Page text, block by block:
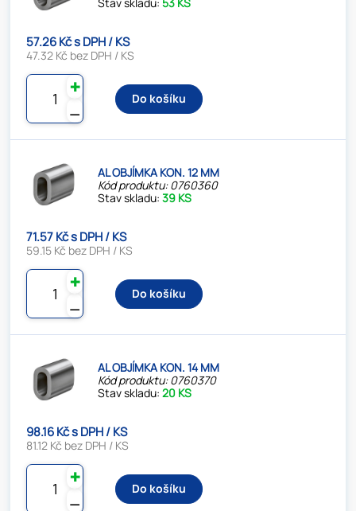
57.26 Kč s DPH / KS
47.32 Kč bez DPH / KS
⚊
✚
Do košíku
AL OBJÍMKA KON. 12 MM
Kód produktu: 0760360
Stav skladu:39 KS
71.57 Kč s DPH / KS
59.15 Kč bez DPH / KS
⚊
✚
Do košíku
AL OBJÍMKA KON. 14 MM
Kód produktu: 0760370
Stav skladu:20 KS
98.16 Kč s DPH / KS
81.12 Kč bez DPH / KS
⚊
✚
Do košíku